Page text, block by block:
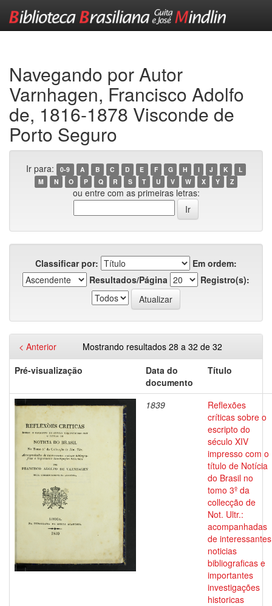
Navegando por Autor
Varnhagen, Francisco Adolfo
de, 1816-1878 Visconde de
Porto Seguro
Ir para: 0-9 A B C D E F G H I J K
L
M
N O P Q R S T U V W X Y Z
ou entre com as primeiras letras:
Classificar por:
Em ordem:
Resultados/Página
Registro(s):
Mostrando resultados 28 a 32 de 32
< Anterior
Pré-visualização
Data do
documento
Título
1839
Reflexões
críticas sobre o
escripto do
século XIV
impresso com o
título de Notícia
do Brasil no
tomo 3º da
collecção de
Not. Ultr.:
acompanhadas
de interessantes
noticias
bibliograficas e
importantes
investigações
historicas